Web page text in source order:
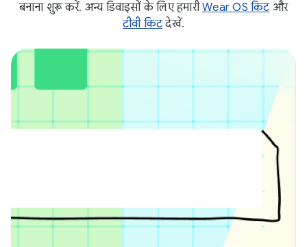
बनाना शुरू करें. अन्य डिवाइसों के लिए हमारीWear OS किटऔर
टीवी किटदेखें.